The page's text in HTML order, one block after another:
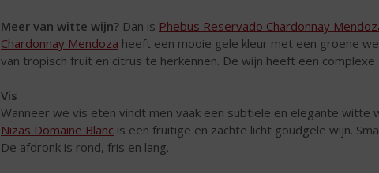
Meer van witte wijn? Dan is Phebus Reservado Chardonnay
Chardonnay Mendoza heeft een mooie gele kleur met een groene
van tropisch fruit en citrus te herkennen. De wijn heeft een
Vis
Wanneer we vis eten vindt men vaak een subtiele en elegante witte
Nizas Domaine Blanc is een fruitige en zachte licht goudgele wijn.
De afdronk is rond, fris en lang.